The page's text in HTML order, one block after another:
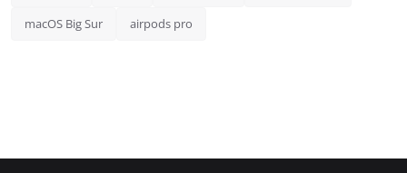
macOS Big Sur airpods pro